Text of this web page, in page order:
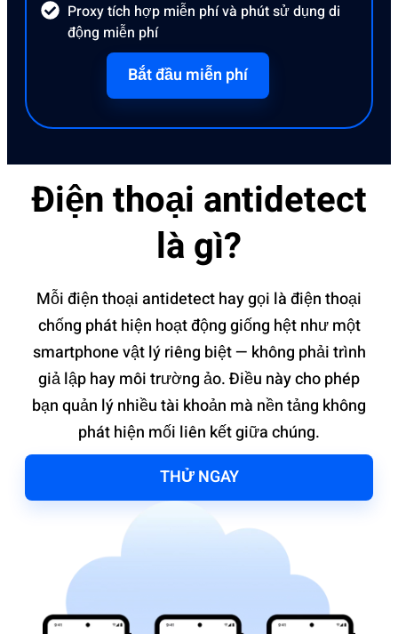
Proxy tích hợp miễn phí và phút sử dụng di
động miễn phí
Bắt đầu miễn phí
Điện thoại antidetect
là gì?
Mỗi điện thoại antidetect hay gọi là điện thoại
chống phát hiện hoạt động giống hệt như một
smartphone vật lý riêng biệt — không phải trình
giả lập hay môi trường ảo. Điều này cho phép
bạn quản lý nhiều tài khoản mà nền tảng không
phát hiện mối liên kết giữa chúng.
THỬ NGAY